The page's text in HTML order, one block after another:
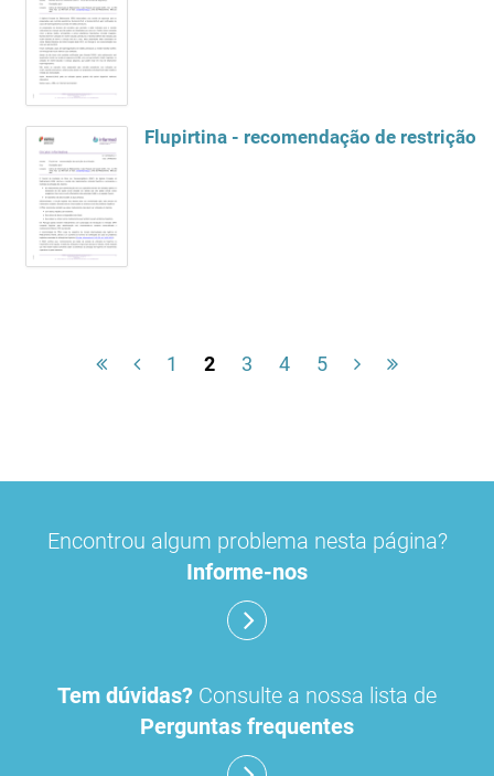
Flupirtina - recomendação de restrição
1 2 3 4 5
Encontrou algum problema nesta página?
Informe-nos
Tem dúvidas? Consulte a nossa lista de
Perguntas frequentes